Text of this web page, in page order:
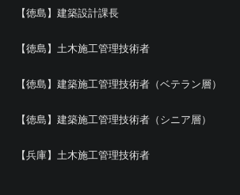
【徳島】建築設計課長
【徳島】土木施工管理技術者
【徳島】建築施工管理技術者（ベテラン層）
【徳島】建築施工管理技術者（シニア層）
【兵庫】土木施工管理技術者